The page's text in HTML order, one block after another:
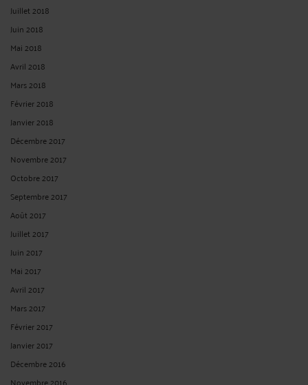
Juillet 2018
Juin 2018
Mai 2018
Avril 2018
Mars 2018
Février 2018
Janvier 2018
Décembre 2017
Novembre 2017
Octobre 2017
Septembre 2017
Août 2017
Juillet 2017
Juin 2017
Mai 2017
Avril 2017
Mars 2017
Février 2017
Janvier 2017
Décembre 2016
Novembre 2016